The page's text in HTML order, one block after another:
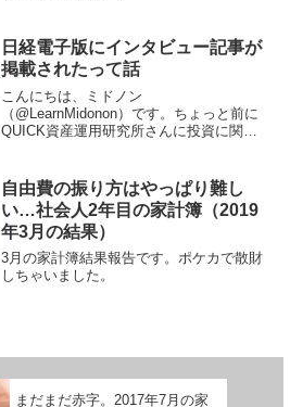
日経電子版にインタビュー記事が
掲載されたって話
こんにちは、ミドノン
（@LearnMidonon）です。ちょっと前に
QUICK資産運用研究所さんに投資に関す
た。日経電子版さんの投信コラムで紹介
いただきました20代ミド...
自由費の振り方はやっぱり難し
い…社会人2年目の家計簿（2019
年3月の結果）
3月の家計簿結果報告です。ポケカで散財
しちゃいました。
まだまだ赤字。2017年7月の家